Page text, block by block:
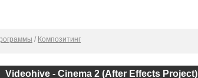
/ Композитинг
Videohive - Cinema 2 (After Effects Project)